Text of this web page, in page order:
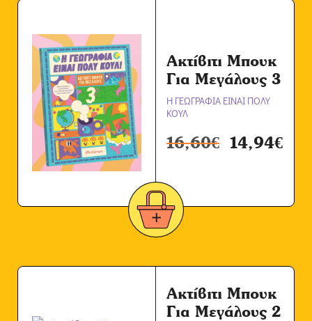
Ακτίβιτι Μπουκ
Για Μεγάλους 3
Η ΓΕΩΓΡΑΦΙΑ ΕΙΝΑΙ ΠΟΛΥ
ΚΟΥΛ
16,60€ 14,94€
Ακτίβιτι Μπουκ
Για Μεγάλους 2